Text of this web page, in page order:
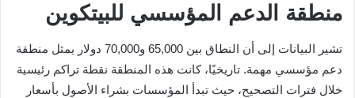
منطقة الدعم المؤسسي للبيتكوين
تشير البيانات إلى أن النطاق بين 65,000 و70,000 دولار يمثل منطقة
دعم مؤسسي مهمة. تاريخيًا، كانت هذه المنطقة نقطة تراكم رئيسية
خلال فترات التصحيح، حيث تبدأ المؤسسات بشراء الأصول بأسعار